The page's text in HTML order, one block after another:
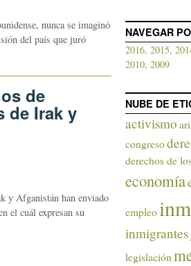
nunca se imaginó
del país que juró
de
de Irak y
y Afganistán han enviado
el cuál expresan su
NAVEGAR
2016, 2015,
2010, 2009
NUBE DE
activismo
congreso
derechos de
economía
empleo
inmigrantes
legislación